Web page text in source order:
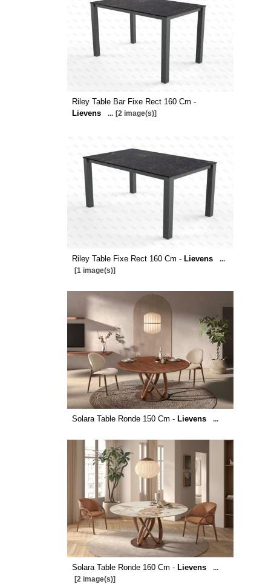
Riley Table Bar Fixe Rect 160 Cm -
Lievens
... [2 image(s)]
Riley Table Fixe Rect 160 Cm - Lievens
...
[1 image(s)]
Solara Table Ronde 150 Cm - Lievens ...
Solara Table Ronde 160 Cm - Lievens
...
[2 image(s)]